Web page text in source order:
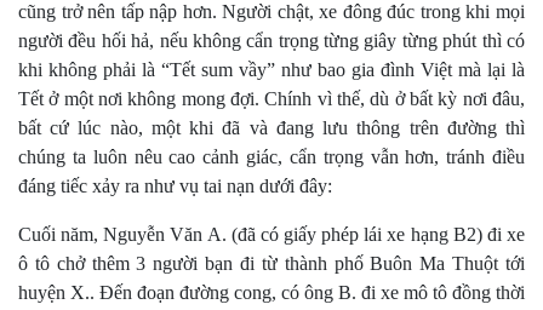
cũng trở nên tấp nập hơn. Người chật, xe đông đúc trong khi mọi
người đều hối hả, nếu không cẩn trọng từng giây từng phút thì có
khi không phải là “Tết sum vầy” như bao gia đình Việt mà lại là
Tết ở một nơi không mong đợi. Chính vì thế, dù ở bất kỳ nơi đâu,
bất cứ lúc nào, một khi đã và đang lưu thông trên đường thì
chúng ta luôn nêu cao cảnh giác, cẩn trọng vẫn hơn, tránh điều
đáng tiếc xảy ra như vụ tai nạn dưới đây:
Cuối năm, Nguyễn Văn A. (đã có giấy phép lái xe hạng B2) đi xe
ô tô chở thêm 3 người bạn đi từ thành phố Buôn Ma Thuột tới
huyện X.. Đến đoạn đường cong, có ông B. đi xe mô tô đồng thời